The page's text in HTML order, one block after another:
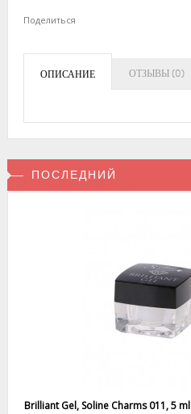
Поделиться
ОПИСАНИЕ ОТЗЫВЫ (0)
ПОСЛЕДНИЙ
Brilliant Gel, Soline Charms 011, 5 ml